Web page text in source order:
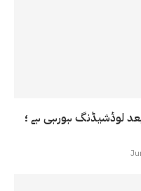
بعد لوڈشیڈنگ ہورہی ہے ؛